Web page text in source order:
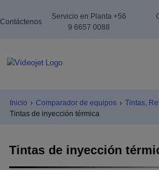
Contáctenos
Servicio en Planta +56
9 6657 0088
Inicio › Comparador de equipos › Tintas,
Tintas de inyección térmica
Tintas de inyección